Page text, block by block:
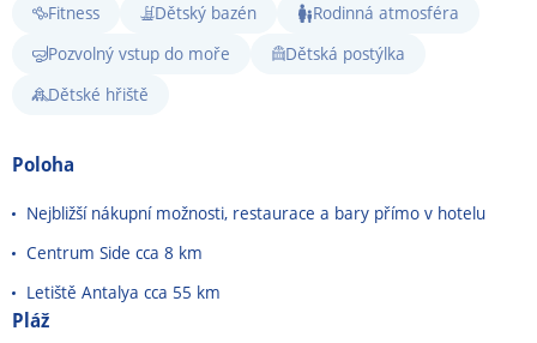
Fitness
Dětský bazén
Rodinná atmosféra
Pozvolný vstup do moře
Dětská postýlka
Dětské hřiště
Poloha
Nejbližší nákupní možnosti, restaurace a bary přímo v hotelu
Centrum Side cca 8 km
Letiště Antalya cca 55 km
Pláž